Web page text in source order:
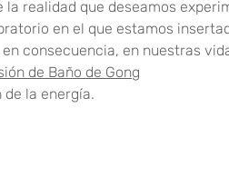
realidad que deseamos
en el que estamos
consecuencia, en nuestras
de Baño de Gong
la energía.